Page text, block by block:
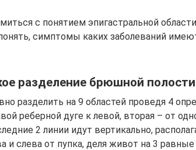
с понятием эпигастральной
симптомы каких заболеваний
разделение брюшной полости
разделить на 9 областей проведя 4
реберной дуге к левой, вторая – от
2 линии идут вертикально,
и слева от пупка, деля живот на 3 равные